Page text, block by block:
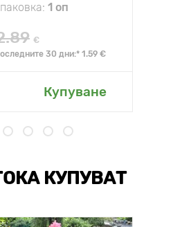
1 оп
€
30 дни:* 1.59 €
Купуване
КУПУВАТ